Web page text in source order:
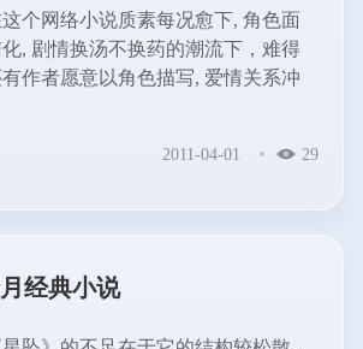
个网络小说质素每况愈下, 角色面
, 剧情换汤不换药的潮流下，难得
作者愿意以角色描写, 爱情关系冲
2011-04-01 29
经典小说